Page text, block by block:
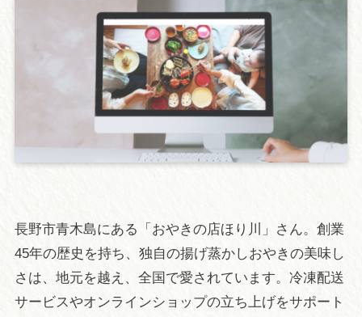
長野市青木島にある「おやきの店ほり川」さん。創業
45年の歴史を持ち、独自の揚げ蒸かしおやきの美味し
さは、地元を越え、全国で愛されています。冷凍配送
サービスやオンラインショップの立ち上げをサポート